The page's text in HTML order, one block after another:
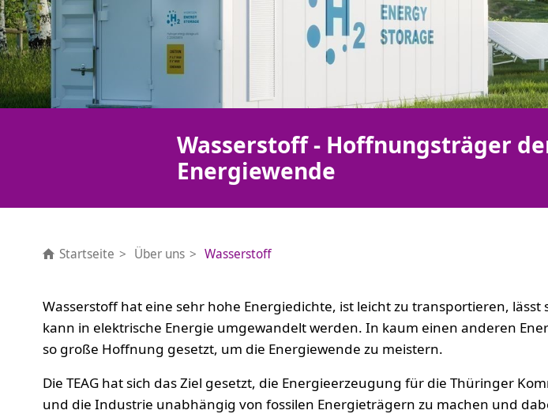
Wasserstoff - Hoffnungsträger
Energiewende
Startseite Über uns Wasserstoff
Wasserstoff hat eine sehr hohe Energiedichte, ist leicht zu transportieren, lässt
kann in elektrische Energie umgewandelt werden. In kaum einen anderen
so große Hoffnung gesetzt, um die Energiewende zu meistern.
Die TEAG hat sich das Ziel gesetzt, die Energieerzeugung für die Thüringer
und die Industrie unabhängig von fossilen Energieträgern zu machen und